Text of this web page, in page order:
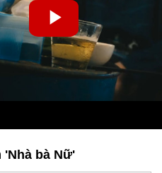
'Nhà bà Nữ'